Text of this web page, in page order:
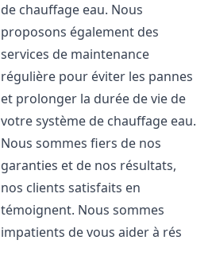
de chauffage eau. Nous
proposons également des
services de maintenance
régulière pour éviter les pannes
et prolonger la durée de vie de
votre système de chauffage eau.
Nous sommes fiers de nos
garanties et de nos résultats,
nos clients satisfaits en
témoignent. Nous sommes
impatients de vous aider à rés